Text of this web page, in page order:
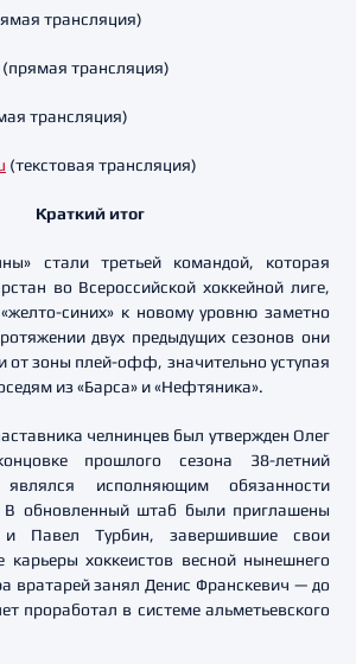
трансляция)
(прямая трансляция)
трансляция)
(текстовая трансляция)
Краткий итог
стали третьей командой, которая
во Всероссийской хоккейной лиге,
синих» к новому уровню заметно
двух предыдущих сезонов они
от зоны плей-офф, значительно уступая
из «Барса» и «Нефтяника».
челнинцев был утвержден Олег
прошлого сезона 38-летний
исполняющим обязанности
В обновленный штаб были приглашены
Павел Турбин, завершившие свои
карьеры хоккеистов весной нынешнего
вратарей занял Денис Франскевич — до
проработал в системе альметьевского